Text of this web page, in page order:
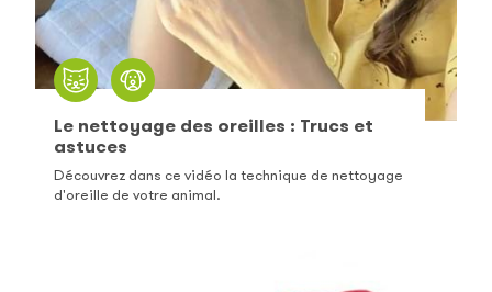
Le nettoyage des oreilles : Trucs et
astuces
Découvrez dans ce vidéo la technique de nettoyage
d'oreille de votre animal.